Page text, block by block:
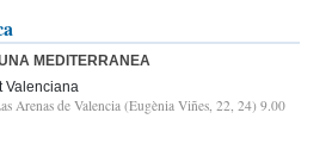
MEDITERRANEA
Valenciana
Arenas de Valencia (Eugènia Viñes, 22, 24) 9.00